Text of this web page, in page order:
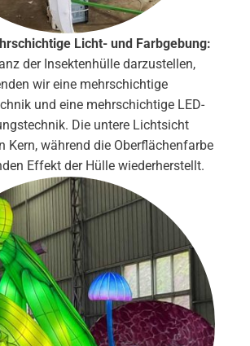
Licht- und Farbgebung:
der Insektenhülle darzustellen,
wir eine mehrschichtige
und eine mehrschichtige LED-
Die untere Lichtsicht
Kern, während die Oberflächenfarbe
Effekt der Hülle wiederherstellt.